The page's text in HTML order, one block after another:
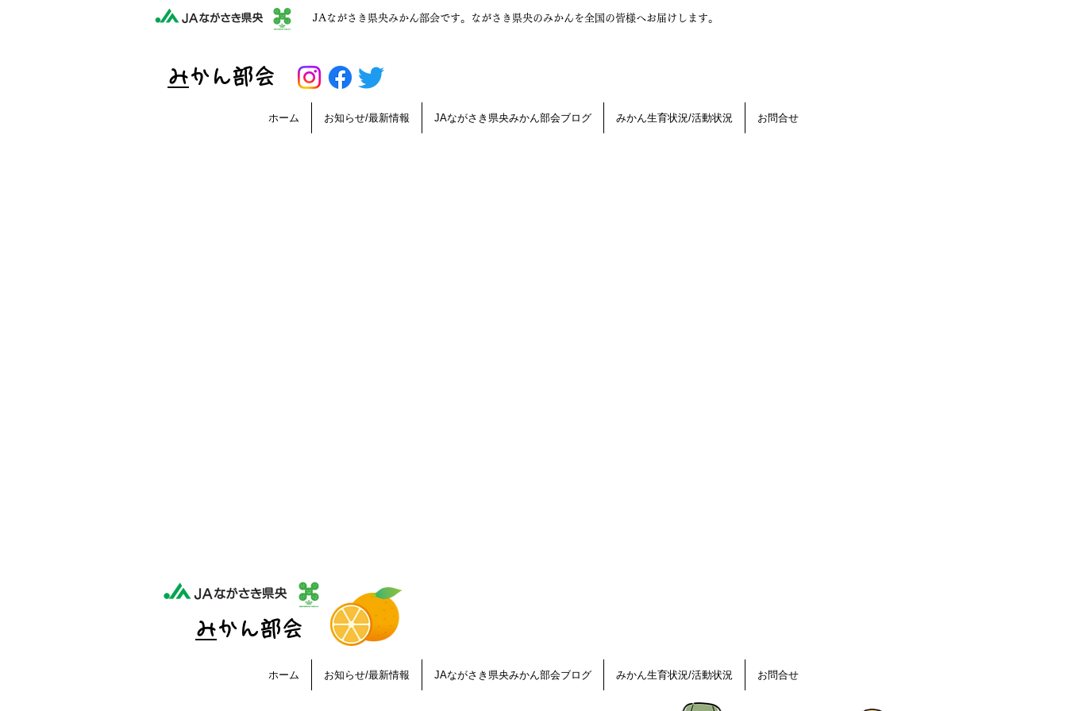
JAながさき県央みかん部会です。ながさき県央のみかんを全国の皆様へお届けします。
​みかん部会
ホーム お知らせ/最新情報 JAながさき県央みかん部会ブログ みかん生育状況/活動状況 お問合せ
​みかん部会
ホーム お知らせ/最新情報 JAながさき県央みかん部会ブログ みかん生育状況/活動状況 お問合せ